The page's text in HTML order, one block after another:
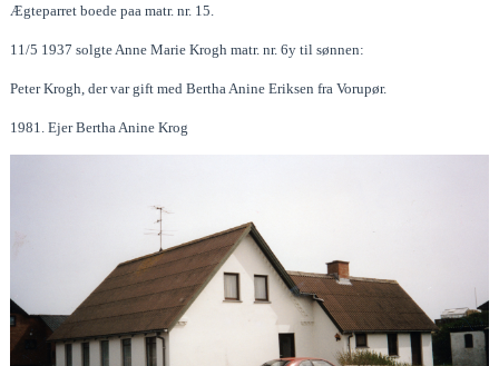
Ægteparret boede paa matr. nr. 15.
11/5 1937 solgte Anne Marie Krogh matr. nr. 6y til sønnen:
Peter Krogh, der var gift med Bertha Anine Eriksen fra Vorupør.
1981. Ejer Bertha Anine Krog